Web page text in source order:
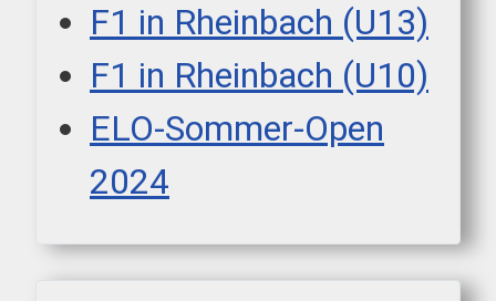
F1 in Rheinbach (U13)
F1 in Rheinbach (U10)
ELO-Sommer-Open
2024